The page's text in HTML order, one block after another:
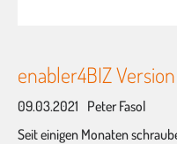
enabler4BIZ
09.03.2021 Peter Fasol
Seit einigen Monaten